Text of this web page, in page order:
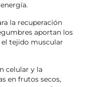
la recuperación
aportan los
el tejido muscular
celular y la
en frutos secos,